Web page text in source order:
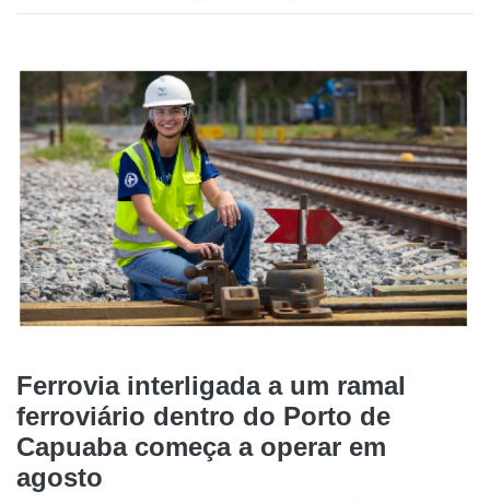
Ferrovia interligada a um ramal
ferroviário dentro do Porto de
Capuaba começa a operar em
agosto